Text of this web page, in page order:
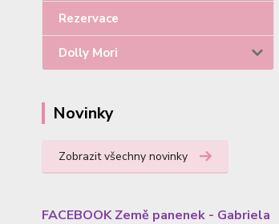
Rezervace
Dolly Mori
Novinky
Zobrazit všechny novinky
FACEBOOK Země panenek - Gabriela